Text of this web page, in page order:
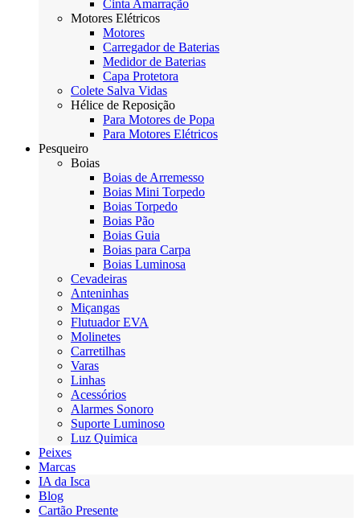
Cinta Amarração
Motores Elétricos
Motores
Carregador de Baterias
Medidor de Baterias
Capa Protetora
Colete Salva Vidas
Hélice de Reposição
Para Motores de Popa
Para Motores Elétricos
Pesqueiro
Boias
Boias de Arremesso
Boias Mini Torpedo
Boias Torpedo
Boias Pão
Boias Guia
Boias para Carpa
Boias Luminosa
Cevadeiras
Anteninhas
Miçangas
Flutuador EVA
Molinetes
Carretilhas
Varas
Linhas
Acessórios
Alarmes Sonoro
Suporte Luminoso
Luz Quimica
Peixes
Marcas
IA da Isca
Blog
Cartão Presente